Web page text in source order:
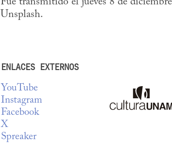
Unsplash.
ENLACES EXTERNOS
YouTube
Instagram
Facebook
X
Spreaker